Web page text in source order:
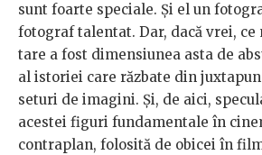
sunt foarte speciale. Și el un
fotograf talentat. Dar, dacă vrei, ce
tare a fost dimensiunea asta de
al istoriei care răzbate din
seturi de imagini. Și, de aici,
acestei figuri fundamentale în
contraplan, folosită de obicei în